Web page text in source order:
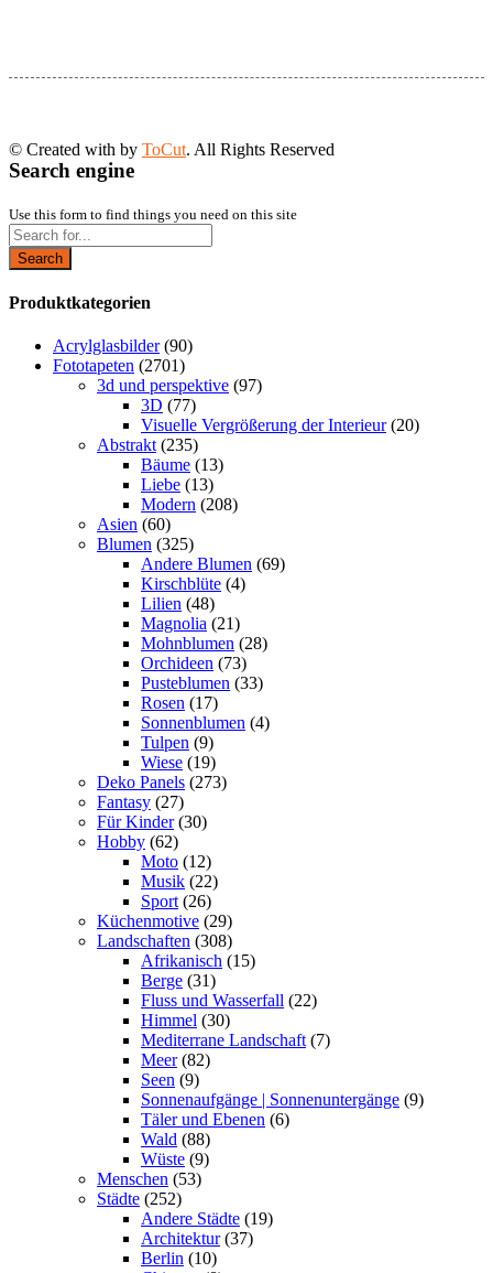
© Created with by ToCut. All Rights Reserved
Search engine
Use this form to find things you need on this site
Search
Produktkategorien
Acrylglasbilder (90)
Fototapeten (2701)
3d und perspektive (97)
3D (77)
Visuelle Vergrößerung der Interieur (20)
Abstrakt (235)
Bäume (13)
Liebe (13)
Modern (208)
Asien (60)
Blumen (325)
Andere Blumen (69)
Kirschblüte (4)
Lilien (48)
Magnolia (21)
Mohnblumen (28)
Orchideen (73)
Pusteblumen (33)
Rosen (17)
Sonnenblumen (4)
Tulpen (9)
Wiese (19)
Deko Panels (273)
Fantasy (27)
Für Kinder (30)
Hobby (62)
Moto (12)
Musik (22)
Sport (26)
Küchenmotive (29)
Landschaften (308)
Afrikanisch (15)
Berge (31)
Fluss und Wasserfall (22)
Himmel (30)
Mediterrane Landschaft (7)
Meer (82)
Seen (9)
Sonnenaufgänge | Sonnenuntergänge (9)
Täler und Ebenen (6)
Wald (88)
Wüste (9)
Menschen (53)
Städte (252)
Andere Städte (19)
Architektur (37)
Berlin (10)